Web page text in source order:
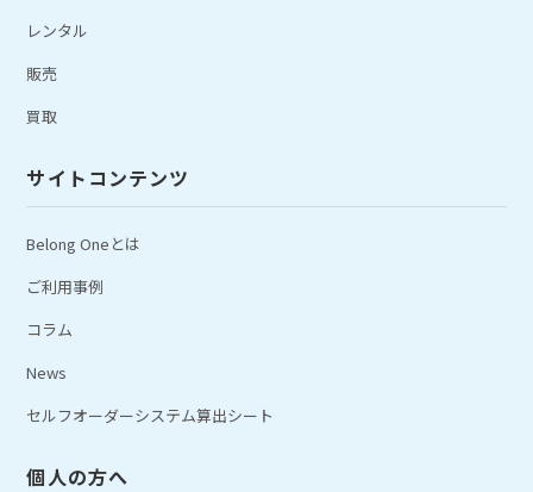
レンタル
販売
買取
サイトコンテンツ
Belong Oneとは
ご利用事例
コラム
News
セルフオーダーシステム算出シート
個人の方へ